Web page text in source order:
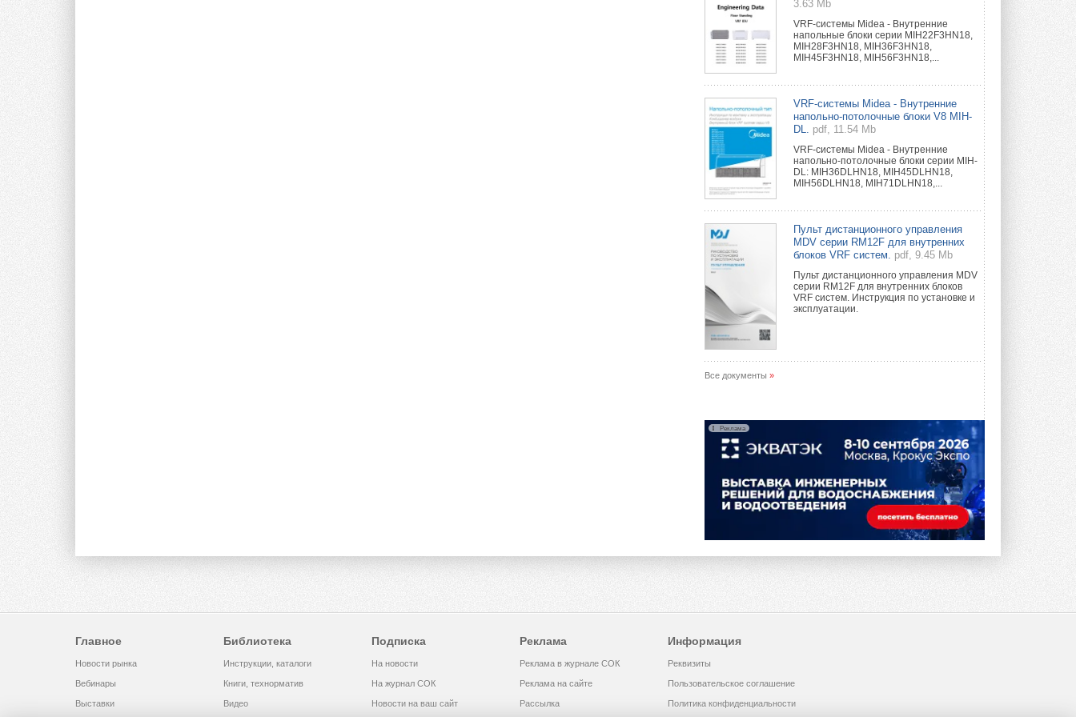
3.63 Mb
VRF-системы Midea - Внутренние
напольные блоки серии MIH22F3HN18,
MIH28F3HN18, MIH36F3HN18,
MIH45F3HN18, MIH56F3HN18,...
VRF-системы Midea - Внутренние
напольно-потолочные блоки V8 MIH-
DL.
pdf, 11.54 Mb
VRF-системы Midea - Внутренние
напольно-потолочные блоки серии MIH-
DL: MIH36DLHN18, MIH45DLHN18,
MIH56DLHN18, MIH71DLHN18,...
Пульт дистанционного управления
MDV серии RM12F для внутренних
блоков VRF систем.
pdf, 9.45 Mb
Пульт дистанционного управления MDV
серии RM12F для внутренних блоков
VRF систем. Инструкция по установке и
эксплуатации.
Все документы »
Реклама
Главное
Новости рынка
Вебинары
Выставки
Библиотека
Инструкции, каталоги
Книги, технорматив
Видео
Подписка
На новости
На журнал СОК
Новости на ваш сайт
Реклама
Реклама в журнале СОК
Реклама на сайте
Рассылка
Информация
Реквизиты
Пользовательское соглашение
Политика конфиденциальности